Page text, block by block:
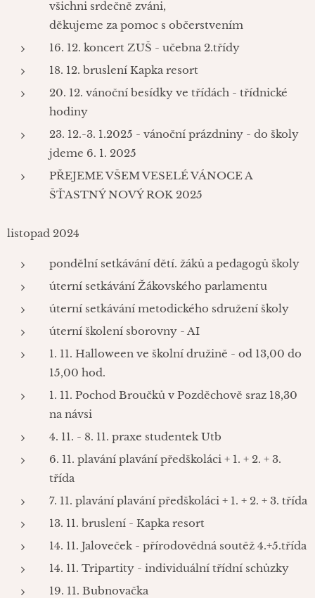
všichni srdečně zváni,
děkujeme za pomoc s občerstvením
16. 12. koncert ZUŠ - učebna 2.třídy
18. 12. bruslení Kapka resort
20. 12. vánoční besídky ve třídách - třídnické
hodiny
23. 12.-3. 1.2025 - vánoční prázdniny - do školy
jdeme 6. 1. 2025
PŘEJEME VŠEM VESELÉ VÁNOCE A
ŠŤASTNÝ NOVÝ ROK 2025
listopad 2024
pondělní setkávání dětí. žáků a pedagogů školy
úterní setkávání Žákovského parlamentu
úterní setkávání metodického sdružení školy
úterní školení sborovny - AI
1. 11. Halloween ve školní družině - od 13,00 do
15,00 hod.
1. 11. Pochod Broučků v Pozděchově sraz 18,30
na návsi
4. 11. - 8. 11. praxe studentek Utb
6. 11. plavání plavání předškoláci + 1. + 2. + 3.
třída
7. 11. plavání plavání předškoláci + 1. + 2. + 3. třída
13. 11. bruslení - Kapka resort
14. 11. Jaloveček - přírodovědná soutěž 4.+5.třída
14. 11. Tripartity - individuální třídní schůzky
19. 11. Bubnovačka